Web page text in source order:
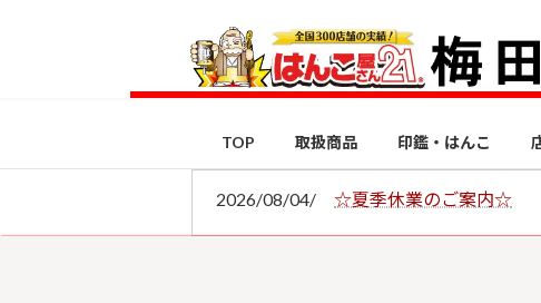
ス
ン
TOP 取扱商品 印鑑・はんこ
2026/08/04/ ☆夏季休業のご案内☆